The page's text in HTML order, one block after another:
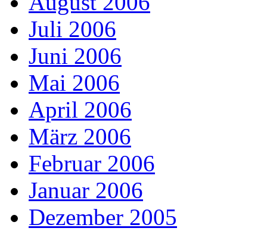
Juli 2006
Juni 2006
Mai 2006
April 2006
März 2006
Februar 2006
Januar 2006
Dezember 2005